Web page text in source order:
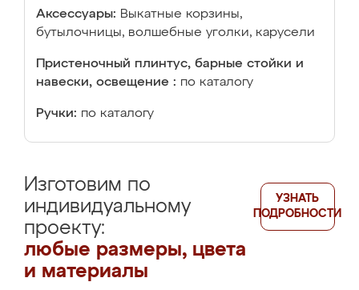
Аксессуары: Выкатные корзины,
бутылочницы, волшебные уголки, карусели
Пристеночный плинтус, барные стойки и
навески, освещение : по каталогу
Ручки: по каталогу
Изготовим по
индивидуальному
проекту:
любые размеры, цвета
и материалы
УЗНАТЬ
ПОДРОБНОСТИ